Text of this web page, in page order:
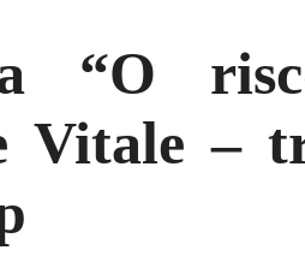
“O
Vitale –